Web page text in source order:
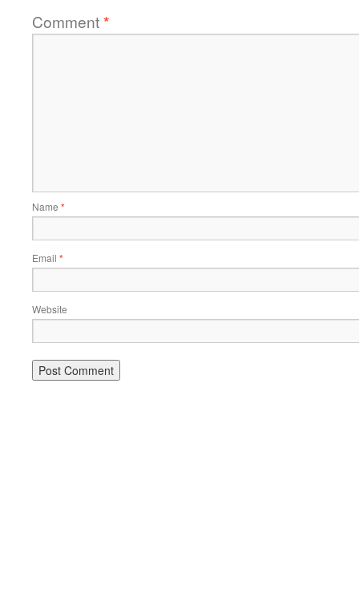
Comment*
Name *
Email *
Website